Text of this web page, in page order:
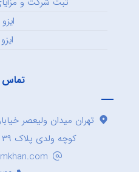
ایزو
ایزو ۱۰۰۰۲
تماس
تهران میدان ولیعصر
کوچه ولدی پلاک ۳۹ ساختمان کریم خان